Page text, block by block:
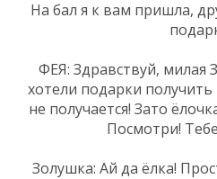
На бал я к вам пришла,
ФЕЯ: Здравствуй,
хотели подарки
не получается! Зато
Посмотри!
Золушка: Ай да ёлка!